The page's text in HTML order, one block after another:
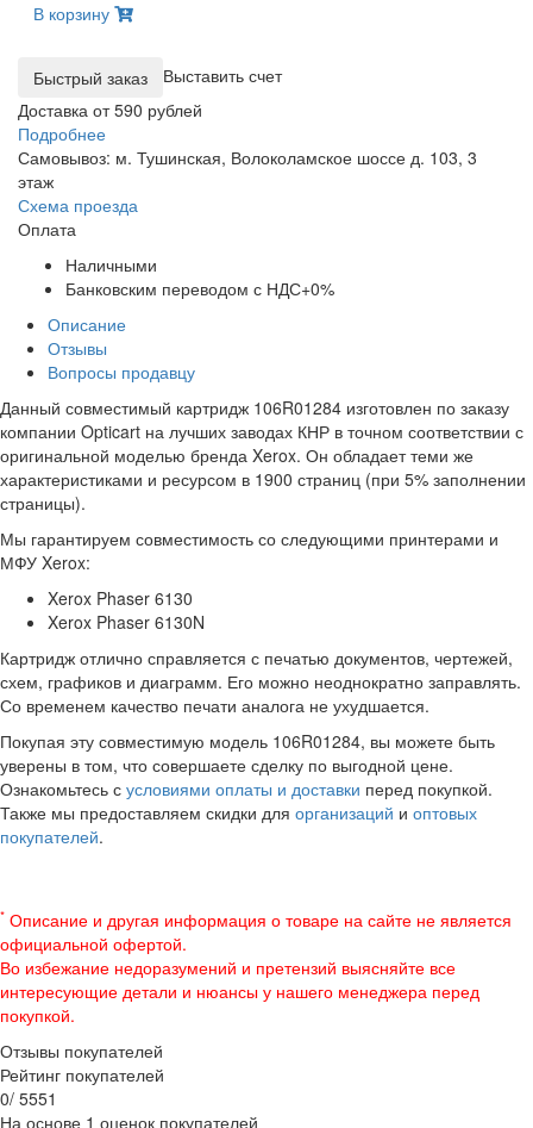
В корзину
Выставить счет
Доставка от 590 рублей
Подробнее
Самовывоз: м. Тушинская, Волоколамское шоссе д. 103, 3
этаж
Схема проезда
Оплата
Наличными
Банковским переводом с НДС+0%
Описание
Отзывы
Вопросы продавцу
Данный совместимый картридж 106R01284 изготовлен по заказу
компании Opticart на лучших заводах КНР в точном соответствии с
оригинальной моделью бренда Xerox. Он обладает теми же
характеристиками и ресурсом в 1900 страниц (при 5% заполнении
страницы).
Мы гарантируем совместимость со следующими принтерами и
МФУ Xerox:
Xerox Phaser 6130
Xerox Phaser 6130N
Картридж отлично справляется с печатью документов, чертежей,
схем, графиков и диаграмм. Его можно неоднократно заправлять.
Со временем качество печати аналога не ухудшается.
Покупая эту совместимую модель 106R01284, вы можете быть
уверены в том, что совершаете сделку по выгодной цене.
Ознакомьтесь с условиями оплаты и доставки перед покупкой.
Также мы предоставляем скидки для организаций и оптовых
покупателей.
* Описание и другая информация о товаре на сайте не является
официальной офертой.
Во избежание недоразумений и претензий выясняйте все
интересующие детали и нюансы у нашего менеджера перед
покупкой.
Отзывы покупателей
Рейтинг покупателей
0/ 5551
На основе 1 оценок покупателей